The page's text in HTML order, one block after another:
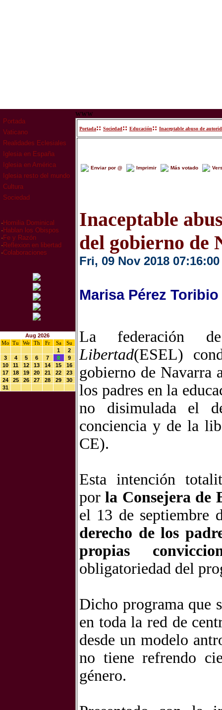
Portada
Vaticano
Realidades Eclesiales
Iglesia en España
Iglesia en América
Iglesia resto del mundo
Cultura
Sociedad
· Homilia Dominical
· Hablan los Obispos
· Fe y Razón
· Reflexion en libertad
·Colaboraciones
Aug 2026
Mo
Tu We Th Fr Sa
Su
1
2
3
4 5 6 7 8
9
10
11 12 13 14 15
16
17
18 19 20 21 22
23
24
25 26 27 28 29
30
31
www
Portada:: Sociedad:: Educación:: Inaceptable abuso de
Enviar por @ Imprimir Más votado
Inaceptable
del gobierno de
Fri, 09 Nov 2018 07:16:00
Marisa Pérez Toribio
La federación
Libertad(ESEL)
gobierno de Navarra
los padres en la
no disimulada el
conciencia y de la
CE).
Esta intención
porla Consejera de
el 13 de septiembre
derecho de los
propias
obligatoriedad del
Dicho programa que
en toda la red de
desde un modelo
no tiene refrendo
género.